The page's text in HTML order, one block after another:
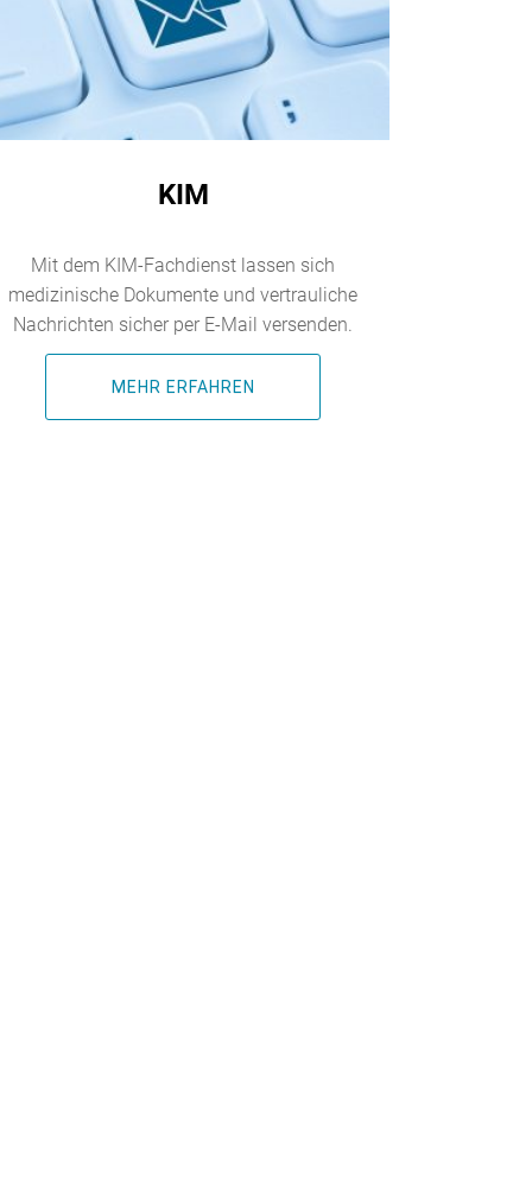
KIM
Mit dem KIM-Fachdienst lassen sich
medizinische Dokumente und vertrauliche
Nachrichten sicher per E-Mail versenden.
MEHR ERFAHREN